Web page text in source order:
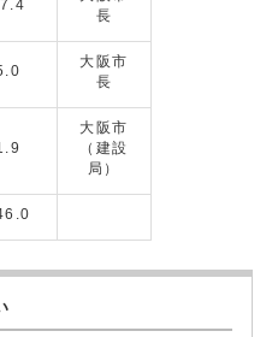
長
大阪市
長
大阪市
（建設
局）